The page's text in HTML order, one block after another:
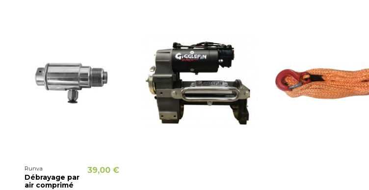
Runva
Débrayage par
air comprimé
39,00 €